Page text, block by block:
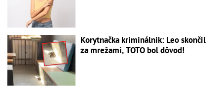
Korytnačka kriminálnik: Leo skončil
za mrežami, TOTO bol dôvod!